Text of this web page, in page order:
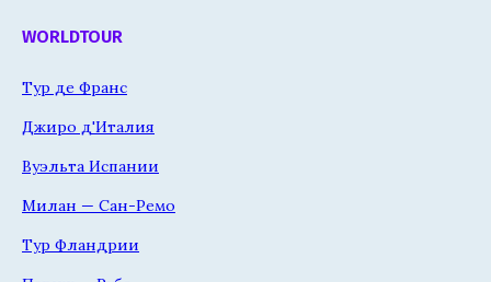
WORLDTOUR
Тур де Франс
Джиро д'Италия
Вуэльта Испании
Милан — Сан-Ремо
Тур Фландрии